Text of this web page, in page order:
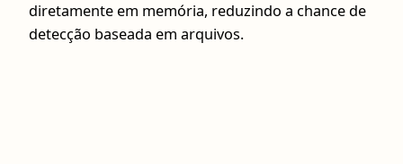
diretamente em memória, reduzindo a chance de
detecção baseada em arquivos.